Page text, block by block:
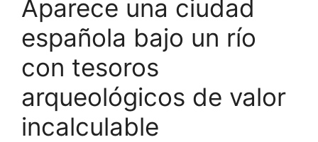
Aparece una ciudad
española bajo un río
con tesoros
arqueológicos de valor
incalculable